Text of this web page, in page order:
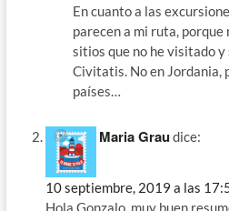
En cuanto a las
parecen a mi ruta, porque
sitios que no he visitado
Civitatis. No en Jordania,
países…
Maria Graudice:
10 septiembre, 2019 a las
Hola Gonzalo, muy buen